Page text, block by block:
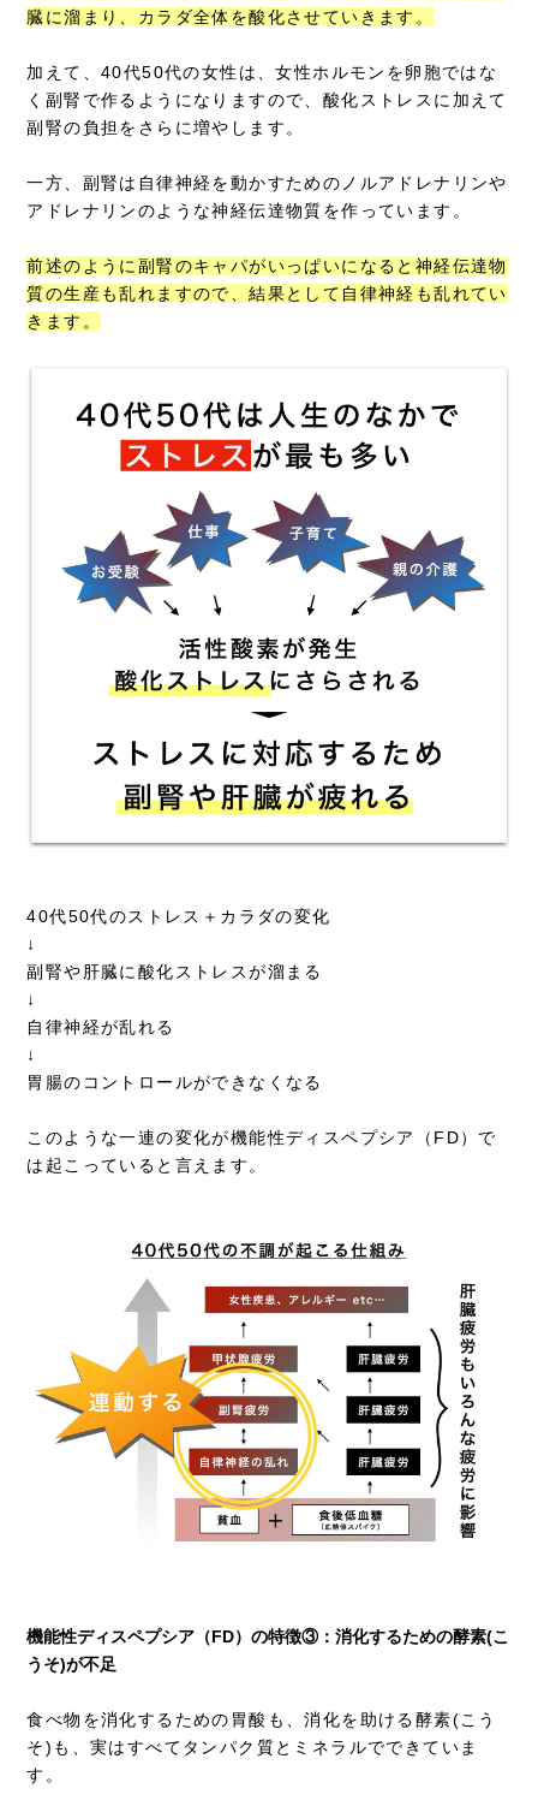
臓に溜まり、カラダ全体を酸化させていきます。
加えて、40代50代の女性は、女性ホルモンを卵胞ではな
く副腎で作るようになりますので、酸化ストレスに加えて
副腎の負担をさらに増やします。
一方、副腎は自律神経を動かすためのノルアドレナリンや
アドレナリンのような神経伝達物質を作っています。
前述のように副腎のキャパがいっぱいになると神経伝達物
質の生産も乱れますので、結果として自律神経も乱れてい
きます。
40代50代のストレス＋カラダの変化
↓
副腎や肝臓に酸化ストレスが溜まる
↓
自律神経が乱れる
↓
胃腸のコントロールができなくなる
このような一連の変化が機能性ディスペプシア（FD）で
は起こっていると言えます。
機能性ディスペプシア（FD）の特徴③：消化するための酵素(こ
うそ)が不足
食べ物を消化するための胃酸も、消化を助ける酵素(こう
そ)も、実はすべてタンパク質とミネラルでできていま
す。